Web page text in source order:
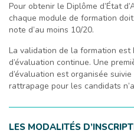
Pour obtenir le Diplôme d’État
chaque module de formation
note d’au moins 10/20.
La validation de la formation est
d’évaluation continue. Une
d’évaluation est organisée
rattrapage pour les candidats
LES MODALITÉS